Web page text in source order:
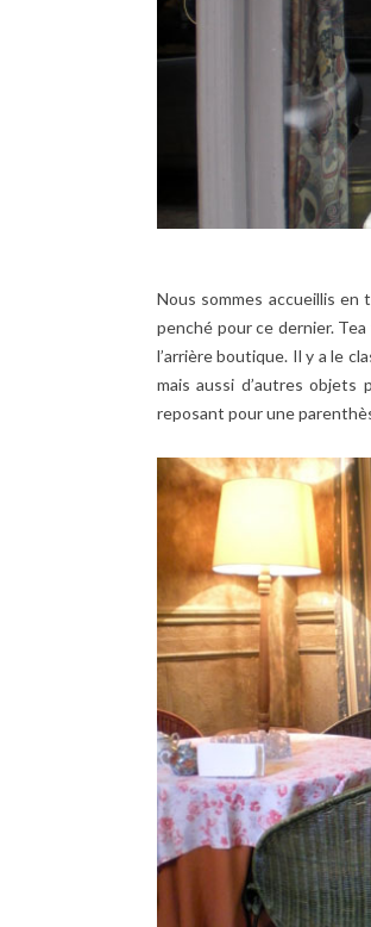
Nous sommes accueillis
penché pour ce dernier.
l’arrière boutique. Il y a le
mais aussi d’autres objets
reposant pour une